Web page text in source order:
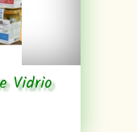
Vidrio